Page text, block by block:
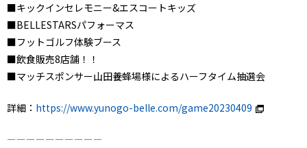
■キックインセレモニー&エスコートキッズ
■BELLESTARSパフォーマス
■フットゴルフ体験ブース
■飲食販売8店舗！！
■マッチスポンサー山田養蜂場様によるハーフタイム抽選会
詳細： https://www.yunogo-belle.com/game20230409
ーーーーーーーーーー